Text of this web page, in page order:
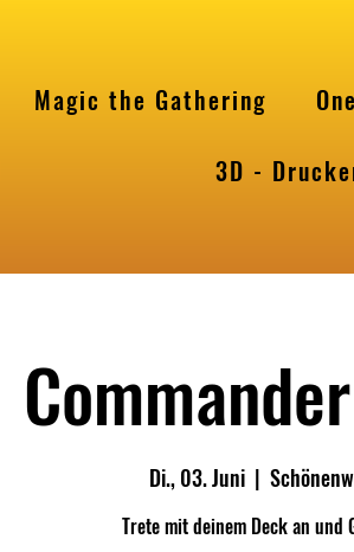
Magic the Gathering
3D -
Di., 03. Juni
  |
Trete mit deinem Deck an und